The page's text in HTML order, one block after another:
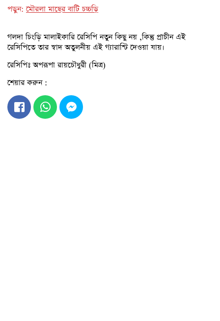
পড়ুন: মৌরলা মাছের বাটি চচ্চড়ি
গলদা চিংড়ি মালাইকারি রেসিপি নতুন কিছু নয় ,কিন্তু প্রাচীন এই
রেসিপিতে তার স্বাদ অতুলনীয় এই গ্যারান্টি দেওয়া যায়।
রেসিপিঃ অপরূপা রায়চৌধুরী (মিত্র)
শেয়ার করুন :